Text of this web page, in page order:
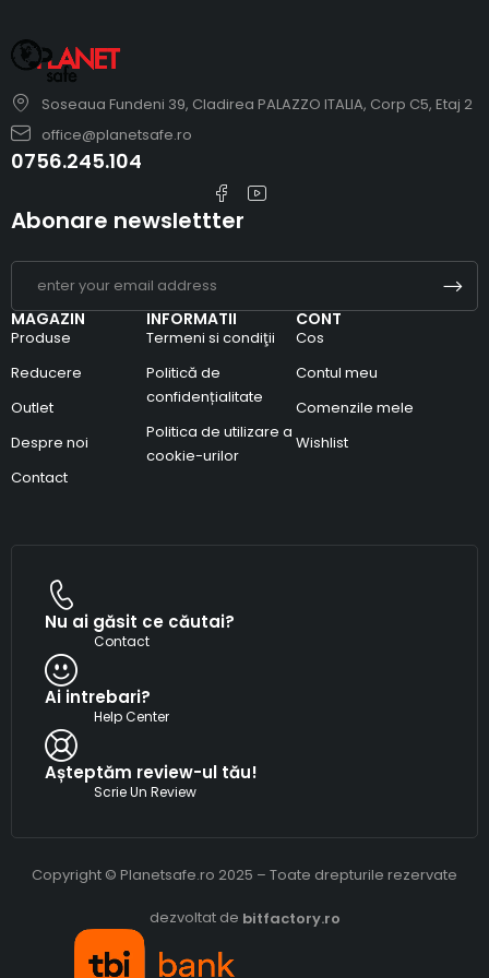
Soseaua Fundeni 39, Cladirea PALAZZO ITALIA, Corp C5, Etaj 2
office@planetsafe.ro
0756.245.104
MAGAZIN
Produse
Reducere
Outlet
Despre noi
Contact
INFORMATII
Termeni si condiţii
Politică de
confidențialitate
Politica de utilizare a
cookie-urilor
CONT
Cos
Contul meu
Comenzile mele
Wishlist
Abonare newslettter
Nu ai găsit ce căutai?
Contact
Ai intrebari?
Help Center
Așteptăm review-ul tău!
Scrie Un Review
Copyright © Planetsafe.ro 2025 – Toate drepturile rezervate
dezvoltat de bitfactory.ro